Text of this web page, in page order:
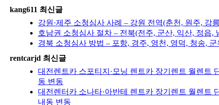
kang611 최신글
강원·제주 소청심사 사례 – 강원 전역(춘천, 원주, 강
호남권 소청심사 절차 – 전북(전주, 군산, 익산, 정읍
경북 소청심사 방법 – 포항, 경주, 영천, 영덕, 청송,
rentcarjd 최신글
대전렌트카 스포티지·모닝 렌트카 장기렌트 월렌트
동 변동
대전렌터카 소나타·아반테 렌트카 장기렌트 월렌트
내동 변동